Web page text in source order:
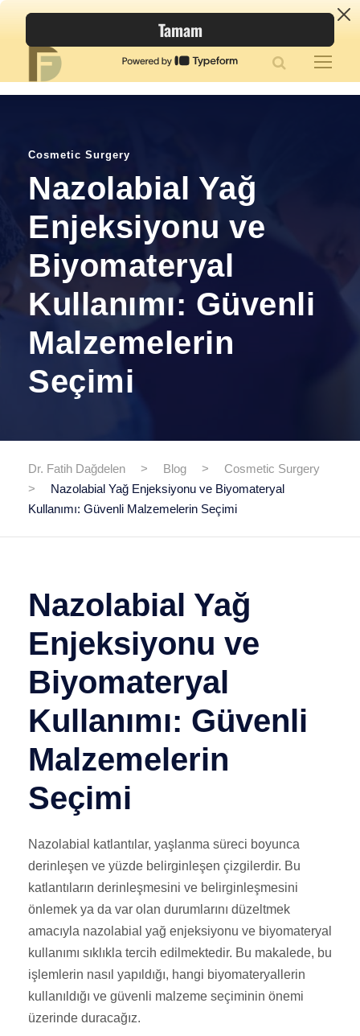
Cosmetic Surgery
Nazolabial Yağ
Enjeksiyonu ve
Biyomateryal
Kullanımı: Güvenli
Malzemelerin
Seçimi
Dr. Fatih Dağdelen > Blog >
Cosmetic Surgery
>
Nazolabial Yağ Enjeksiyonu ve Biyomateryal
Kullanımı: Güvenli Malzemelerin Seçimi
Nazolabial Yağ
Enjeksiyonu ve
Biyomateryal
Kullanımı: Güvenli
Malzemelerin
Seçimi
Nazolabial katlantılar, yaşlanma süreci boyunca
derinleşen ve yüzde belirginleşen çizgilerdir. Bu
katlantıların derinleşmesini ve belirginleşmesini
önlemek ya da var olan durumlarını düzeltmek
amacıyla nazolabial yağ enjeksiyonu ve biyomateryal
kullanımı sıklıkla tercih edilmektedir. Bu makalede, bu
işlemlerin nasıl yapıldığı, hangi biyomateryallerin
kullanıldığı ve güvenli malzeme seçiminin önemi
üzerinde duracağız.